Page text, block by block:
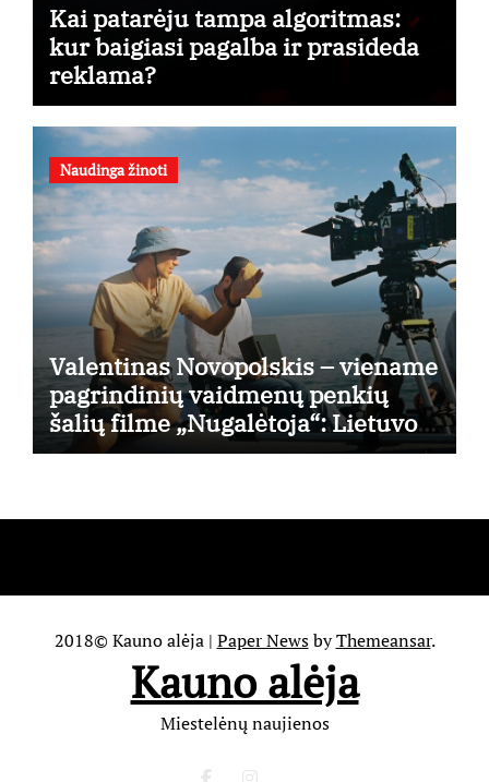
Kai patarėju tampa algoritmas:
kur baigiasi pagalba ir prasideda
reklama?
Naudinga žinoti
Valentinas Novopolskis – viename
pagrindinių vaidmenų penkių
šalių filme „Nugalėtoja“: Lietuvos
kino teatruose – nuo rugpjūčio 7-
2018© Kauno alėja | Paper NewsbyThemeansar.
Kauno alėja
Miestelėnų naujienos